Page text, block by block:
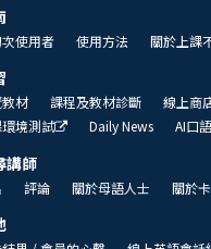
使用者 使用方法 關於上課
材 課程及教材診斷 線上商
環境測試
Daily News AI口
講師
評論 關於母語人士 關於